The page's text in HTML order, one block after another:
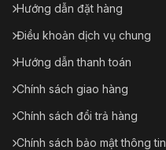
Hướng dẫn đặt hàng
Điều khoản dịch vụ chung
Hướng dẫn thanh toán
Chính sách giao hàng
Chính sách đổi trả hàng
Chính sách bảo mật thông tin